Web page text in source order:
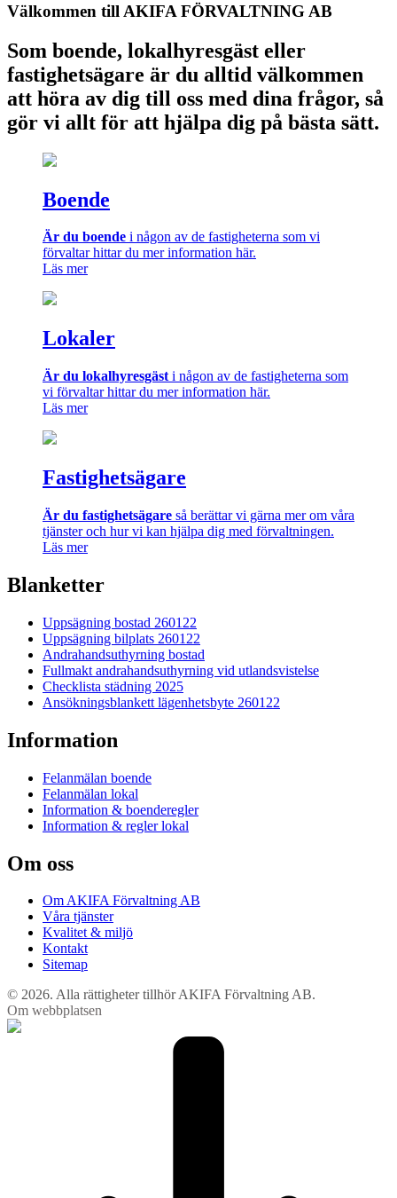
Välkommen till AKIFA FÖRVALTNING AB
Som boende, lokalhyresgäst eller
fastighetsägare är du alltid välkommen
att höra av dig till oss med dina frågor, så
gör vi allt för att hjälpa dig på bästa sätt.
Boende
Är du boende i någon av de fastigheterna som vi
förvaltar hittar du mer information här.
Läs mer
Lokaler
Är du lokalhyresgäst i någon av de fastigheterna som
vi förvaltar hittar du mer information här.
Läs mer
Fastighetsägare
Är du fastighetsägare så berättar vi gärna mer om våra
tjänster och hur vi kan hjälpa dig med förvaltningen.
Läs mer
Blanketter
Uppsägning bostad 260122
Uppsägning bilplats 260122
Andrahandsuthyrning bostad
Fullmakt andrahandsuthyrning vid utlandsvistelse
Checklista städning 2025
Ansökningsblankett lägenhetsbyte 260122
Information
Felanmälan boende
Felanmälan lokal
Information & boenderegler
Information & regler lokal
Om oss
Om AKIFA Förvaltning AB
Våra tjänster
Kvalitet & miljö
Kontakt
Sitemap
© 2026. Alla rättigheter tillhör AKIFA Förvaltning AB.
Om webbplatsen